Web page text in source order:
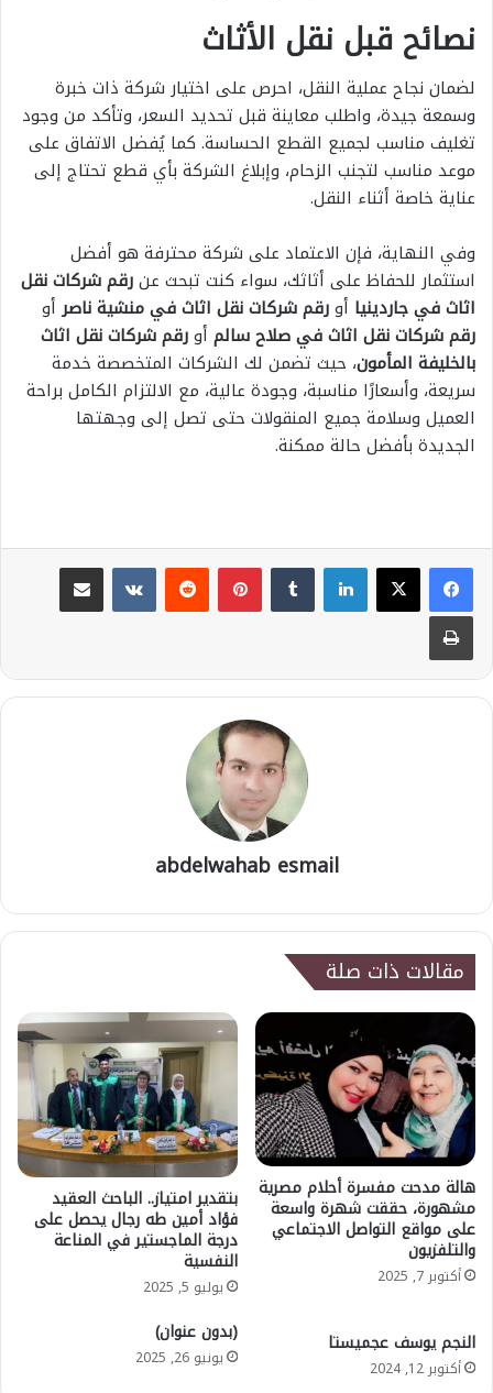
نصائح قبل نقل الأثاث
لضمان نجاح عملية النقل، احرص على اختيار شركة ذات خبرة
وسمعة جيدة، واطلب معاينة قبل تحديد السعر، وتأكد من وجود
تغليف مناسب لجميع القطع الحساسة. كما يُفضل الاتفاق على
موعد مناسب لتجنب الزحام، وإبلاغ الشركة بأي قطع تحتاج إلى
عناية خاصة أثناء النقل.
وفي النهاية، فإن الاعتماد على شركة محترفة هو أفضل
استثمار للحفاظ على أثاثك، سواء كنت تبحث عنرقم شركات نقل
اثاث في جاردينيا أورقم شركات نقل اثاث في منشية ناصرأو
رقم شركات نقل اثاث في صلاح سالم أورقم شركات نقل اثاث
بالخليفة المأمون، حيث تضمن لك الشركات المتخصصة خدمة
سريعة، وأسعارًا مناسبة، وجودة عالية، مع الالتزام الكامل براحة
العميل وسلامة جميع المنقولات حتى تصل إلى وجهتها
الجديدة بأفضل حالة ممكنة.
لينكدإن بينتيريست
مشاركة عبر البريد
طباعة
abdelwahab esmail
مقالات ذات صلة
هالة مدحت مفسرة أحلام مصرية
مشهورة، حققت شهرة واسعة
على مواقع التواصل الاجتماعي
والتلفزيون
أكتوبر 7, 2025
بتقدير امتياز.. الباحث العقيد
فؤاد أمين طه رجال يحصل على
درجة الماجستير في المناعة
النفسية
يوليو 5, 2025
النجم يوسف عجميستا
أكتوبر 12, 2024
(بدون عنوان)
يونيو 26, 2025